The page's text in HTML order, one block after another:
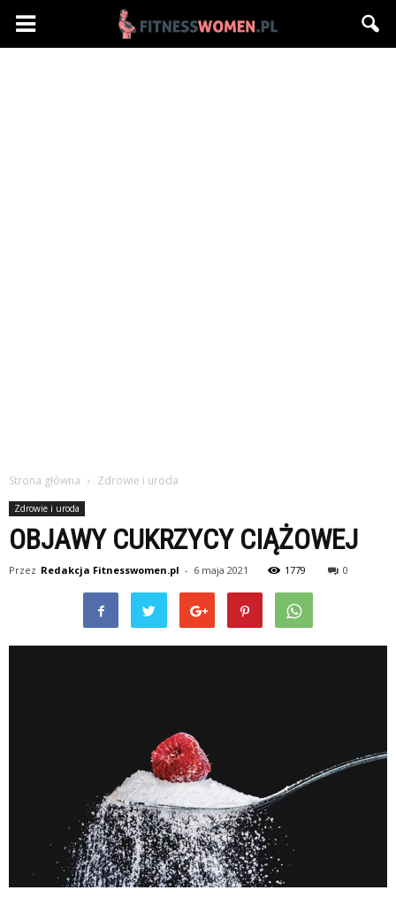
Fitnesswomen.pl
Strona główna Zdrowie i uroda
Zdrowie i uroda
OBJAWY CUKRZYCY CIĄŻOWEJ
Przez Redakcja Fitnesswomen.pl - 6 maja 2021 1779 0